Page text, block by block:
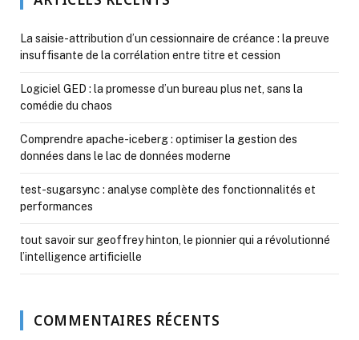
La saisie-attribution d’un cessionnaire de créance : la preuve
insuffisante de la corrélation entre titre et cession
Logiciel GED : la promesse d’un bureau plus net, sans la
comédie du chaos
Comprendre apache-iceberg : optimiser la gestion des
données dans le lac de données moderne
test-sugarsync : analyse complète des fonctionnalités et
performances
tout savoir sur geoffrey hinton, le pionnier qui a révolutionné
l’intelligence artificielle
COMMENTAIRES RÉCENTS